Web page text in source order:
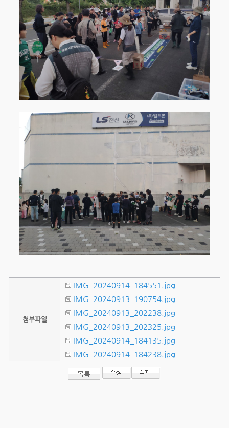
첨부파일
IMG_20240914_184551.jpg
IMG_20240913_190754.jpg
IMG_20240913_202238.jpg
IMG_20240913_202325.jpg
IMG_20240914_184135.jpg
IMG_20240914_184238.jpg